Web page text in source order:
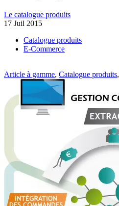
Le catalogue produits
17 Juil 2015
Catalogue produits
E-Commerce
Article à gamme, Catalogue produits,